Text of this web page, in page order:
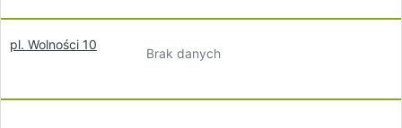
pl. Wolności 10
Brak danych